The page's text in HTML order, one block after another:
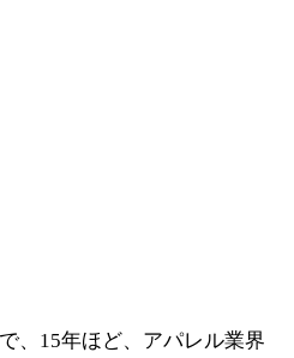
、 15年ほど、アパレル業界